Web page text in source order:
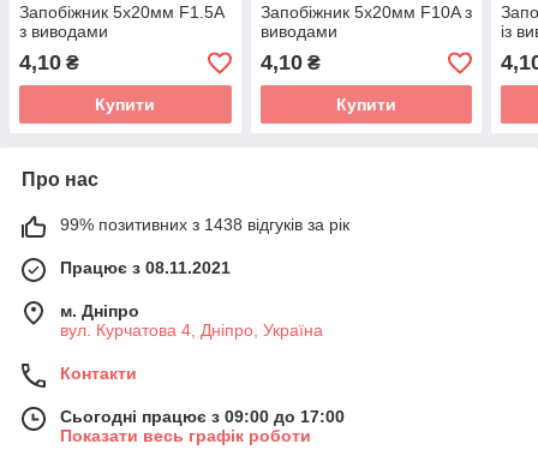
Запобіжник 5х20мм F1.5A
з виводами
4,10 ₴
Купити
Запобіжник 5х20мм F10A з
виводами
4,10₴
Купити
із
Про нас
99% позитивних з 1438 відгуків за рік
Працює з 08.11.2021
м. Дніпро
вул. Курчатова 4, Дніпро, Україна
Контакти
Сьогодні працює з 09:00 до 17:00
Показати весь графік роботи